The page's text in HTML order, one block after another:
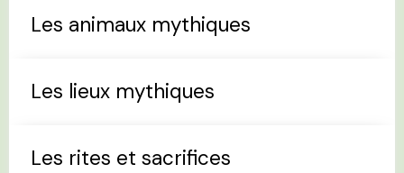
Les animaux mythiques
Les lieux mythiques
Les rites et sacrifices